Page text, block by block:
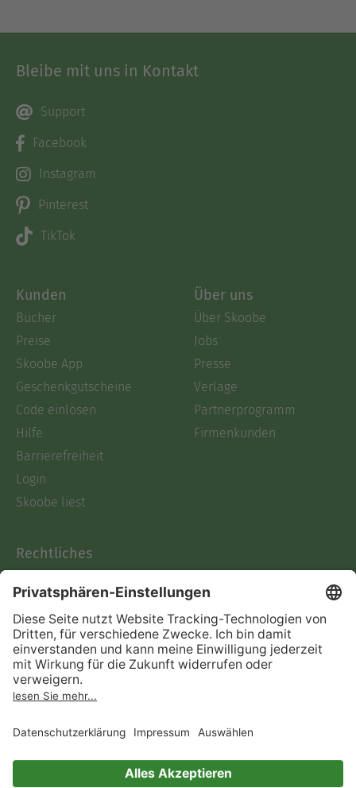
Bleibe mit uns in Kontakt
Support
Facebook
Instagram
Pinterest
TikTok
Kunden
Bücher
Preise
Skoobe App
Geschenkgutscheine
Code einlösen
Hilfe
Barrierefreiheit
Login
Skoobe liest
Über uns
Über Skoobe
Jobs
Presse
Verlage
Partnerprogramm
Firmenkunden
Rechtliches
AGB
Informationen nach Data
Act
Verträge hier kündigen
Impressum